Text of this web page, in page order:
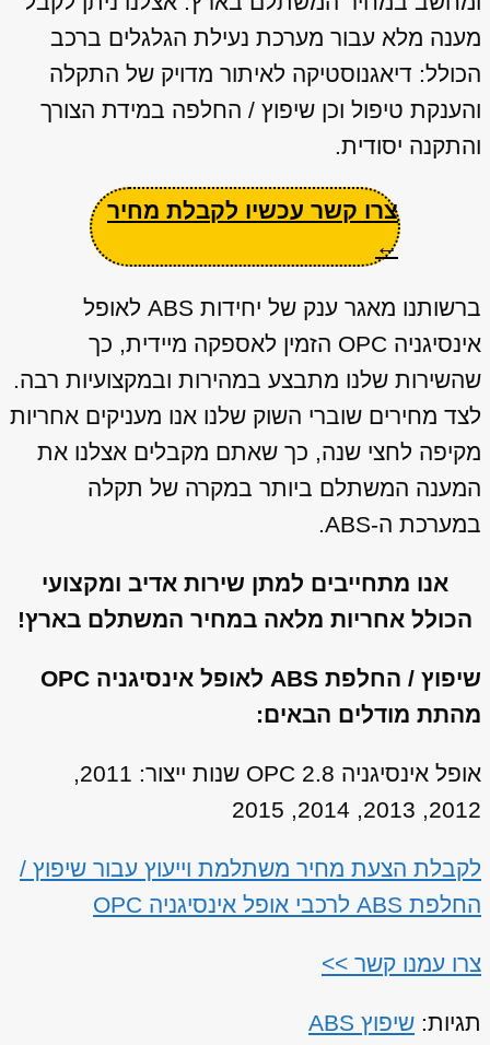
מענה מלא עבור מערכת נעילת הגלגלים ברכב
הכולל: דיאגנוסטיקה לאיתור מדויק של התקלה
והענקת טיפול וכן שיפוץ / החלפה במידת הצורך
והתקנה יסודית.
צרו קשר עכשיו לקבלת מחיר
←
ברשותנו מאגר ענק של יחידות ABS לאופל
אינסיגניה OPC הזמין לאספקה מיידית, כך
שהשירות שלנו מתבצע במהירות ובמקצועיות רבה.
לצד מחירים שוברי השוק שלנו אנו מעניקים אחריות
מקיפה לחצי שנה, כך שאתם מקבלים אצלנו את
המענה המשתלם ביותר במקרה של תקלה
במערכת ה-ABS.
אנו מתחייבים למתן שירות אדיב ומקצועי
הכולל אחריות מלאה במחיר המשתלם בארץ!
שיפוץ / החלפת ABS לאופל אינסיגניה OPC
מהתת מודלים הבאים:
אופל אינסיגניה OPC 2.8 שנות ייצור: 2011,
2012, 2013, 2014, 2015
לקבלת הצעת מחיר משתלמת וייעוץ עבור שיפוץ /
החלפת ABS לרכבי אופל אינסיגניה OPC
צרו עמנו קשר >>
תגיות: שיפוץ ABS